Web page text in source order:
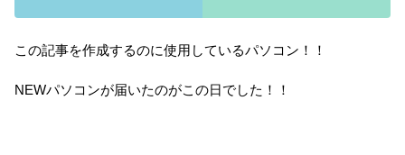
この記事を作成するのに使用しているパソコン！！
NEWパソコンが届いたのがこの日でした！！